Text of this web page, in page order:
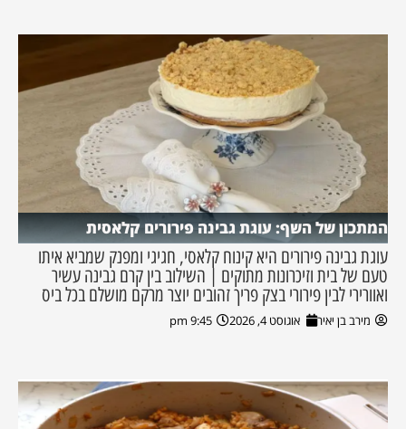
המתכון של השף: עוגת גבינה פירורים קלאסית
עוגת גבינה פירורים היא קינוח קלאסי, חגיגי ומפנק שמביא איתו
טעם של בית וזיכרונות מתוקים | השילוב בין קרם גבינה עשיר
ואוורירי לבין פירורי בצק פריך זהובים יוצר מרקם מושלם בכל ביס
מירב בן יאיר אוגוסט 4, 2026 9:45 pm